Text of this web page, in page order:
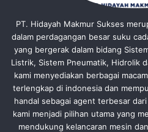
PT. Hidayah Makmur Sukses
dalam perdagangan besar suku
yang bergerak dalam bidang
Listrik, Sistem Pneumatik, Hidrolik
kami menyediakan berbagai
terlengkap di indonesia dan
handal sebagai agent terbesar
kami menjadi pilihan utama yang
mendukung kelancaran mesin